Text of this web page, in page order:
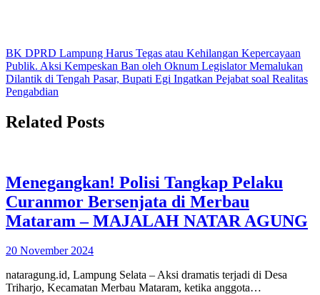
Navigasi
pos
BK DPRD Lampung Harus Tegas atau Kehilangan Kepercayaan
Publik. Aksi Kempeskan Ban oleh Oknum Legislator Memalukan
Dilantik di Tengah Pasar, Bupati Egi Ingatkan Pejabat soal Realitas
Pengabdian
Related Posts
Menegangkan! Polisi Tangkap Pelaku
Curanmor Bersenjata di Merbau
Mataram – MAJALAH NATAR AGUNG
20 November 2024
nataragung.id, Lampung Selata – Aksi dramatis terjadi di Desa
Triharjo, Kecamatan Merbau Mataram, ketika anggota…